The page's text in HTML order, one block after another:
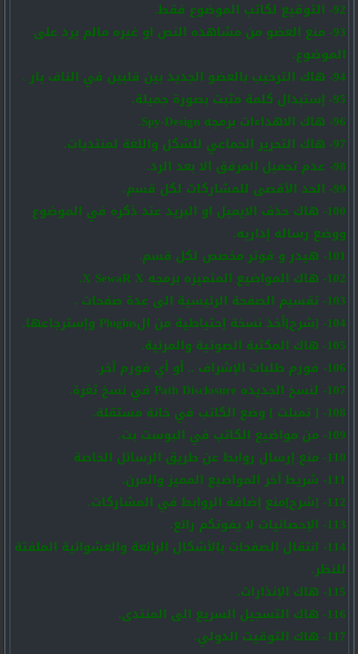
92- التوقيع لكاتب الموضوع فقط.
93- منع العضو من مشاهده النص او غيره مالم يرد على
الموضوع.
94- هاك الترحيب بالعضو الجديد بين قلبين في الناف بار .
95- إستبدال كلمة مثبت بصورة جميلة.
96- هاك الاهداءات برمجه Spy-Design.
97- هاك التحرير الجماعي للشكل واللغة لمنتديات.
98- عدم تحميل المرفق الا بعد الرد.
99- الحد الأقصى للمشاركات لكل قسم.
100- هاك حذف الايميل او البريد عند ذكره في الموضوع
ووضع رساله إداريه.
101- هيدر و فوتر مخصص لكل قسم.
102- هاك المواضيع المتميزه برمجه X SewaR X.
103- تقسيم الصفحة الرئيسية الى عدة صفحات .
104- [شرح]أخذ نسخة إحتياطية من الPlugins وإسترجاعها.
105- هاك المكتبة الصوتية والمرئية.
106- فورم طلبات الإشراف .. أو أي فورم آخر.
107- لنسخ الجديده Path Disclosure في نسخ ثغرة.
108- [ تمبلت ] وضع الكاتب في خانة مستقلة.
109- من مواضيع الكاتب في البوست بت.
110- منع إرسال روابط عن طريق الرسائل الخاصة
111- شريط آخر المواضيع المميز والمرن.
112- [شرح]منع إضافة الروابط في المشاركات.
113- الإحصائيات لا يفوتكم رائع.
114- انتقال الصفحات بالأشكال الرائعة والعشوائية الملفتة
للنظر.
115- هاك الإنذارات.
116- هاك التسجيل السريع الى المنتدى.
117- هاك التوقيت الدولي.